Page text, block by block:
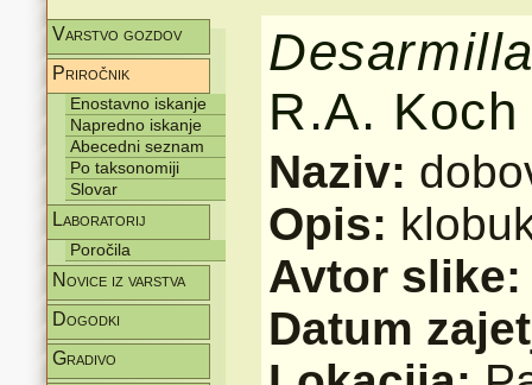
Varstvo gozdov
Priročnik
Enostavno iskanje
Napredno iskanje
Abecedni seznam
Po taksonomiji
Slovar
Laboratorij
Poročila
Novice iz varstva
Dogodki
Gradivo
R.A.
Naziv:
Opis:
Avtor
Datum